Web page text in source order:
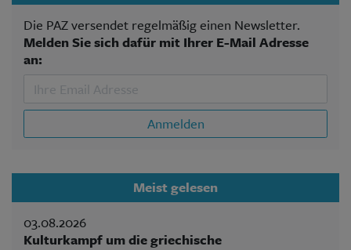
Die PAZ versendet regelmäßig einen Newsletter.
Melden Sie sich dafür mit Ihrer E-Mail Adresse
an:
Anmelden
Meist gelesen
03.08.2026
Kulturkampf um die griechische